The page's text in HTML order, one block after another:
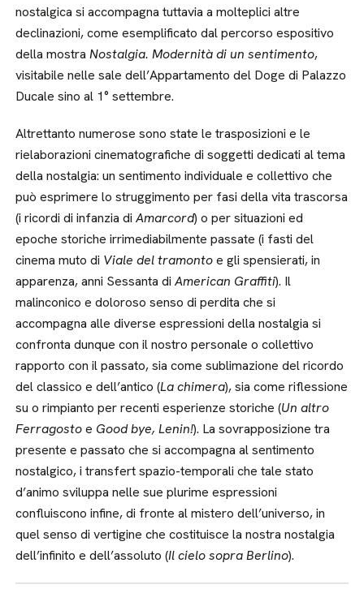
nostalgica si accompagna tuttavia a molteplici altre
declinazioni, come esemplificato dal percorso espositivo
della mostraNostalgia. Modernità di un sentimento,
visitabile nelle sale dell’Appartamento del Doge di Palazzo
Ducale sino al 1° settembre.
Altrettanto numerose sono state le trasposizioni e le
rielaborazioni cinematografiche di soggetti dedicati al tema
della nostalgia: un sentimento individuale e collettivo che
può esprimere lo struggimento per fasi della vita trascorsa
(i ricordi di infanzia diAmarcord) o per situazioni ed
epoche storiche irrimediabilmente passate (i fasti del
cinema muto di Viale del tramontoe gli spensierati, in
apparenza, anni Sessanta diAmerican Graffiti). Il
malinconico e doloroso senso di perdita che si
accompagna alle diverse espressioni della nostalgia si
confronta dunque con il nostro personale o collettivo
rapporto con il passato, sia come sublimazione del ricordo
del classico e dell’antico (La chimera), sia come riflessione
su o rimpianto per recenti esperienze storiche (Un altro
Ferragostoe Good bye, Lenin!). La sovrapposizione tra
presente e passato che si accompagna al sentimento
nostalgico, i transfert spazio-temporali che tale stato
d’animo sviluppa nelle sue plurime espressioni
confluiscono infine, di fronte al mistero dell’universo, in
quel senso di vertigine che costituisce la nostra nostalgia
dell’infinito e dell’assoluto (Il cielo sopra Berlino).